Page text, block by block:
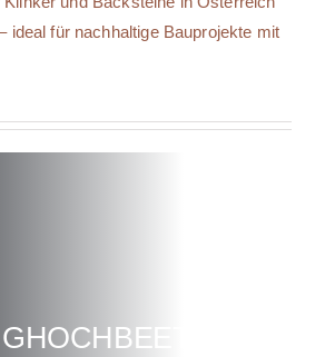
ideal für nachhaltige Bauprojekte mit
AUS